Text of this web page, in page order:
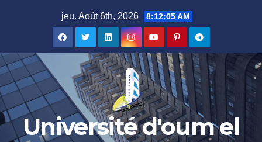
jeu. Août 6th, 2026 8:12:05 AM
Université d'oum el